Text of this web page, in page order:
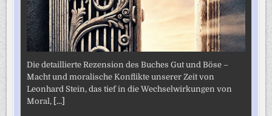
Die detaillierte Rezension des Buches Gut und Böse –
Macht und moralische Konflikte unserer Zeit von
Leonhard Stein, das tief in die Wechselwirkungen von
Moral, [...]